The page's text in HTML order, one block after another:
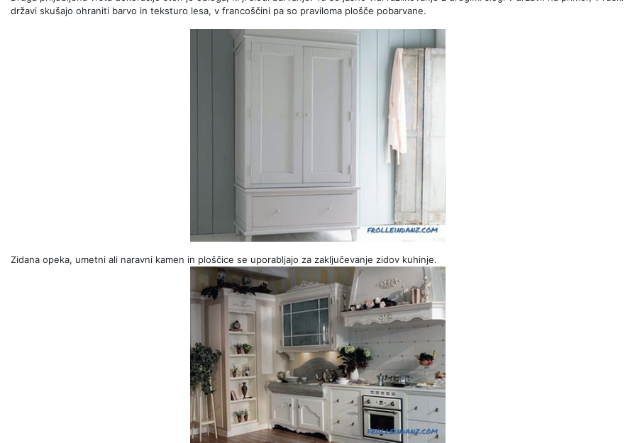
državi skušajo ohraniti barvo in teksturo lesa, v francoščini pa so praviloma plošče pobarvane.
Zidana opeka, umetni ali naravni kamen in ploščice se uporabljajo za zaključevanje zidov kuhinje.